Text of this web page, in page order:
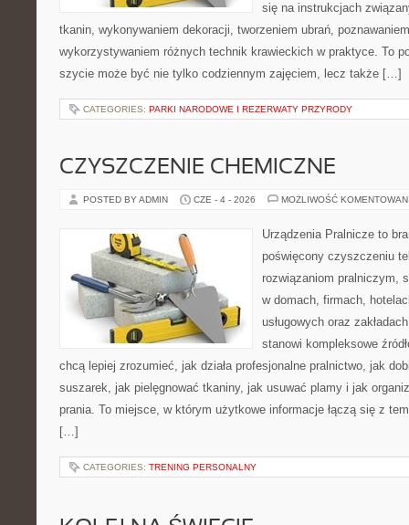
się na instrukcjach
tkanin, wykonywaniem dekoracji, tworzeniem ubrań,
wykorzystywaniem różnych technik krawieckich w praktyce. To
szycie może być nie tylko codziennym zajęciem, lecz także […]
CATEGORIES: PARKI NARODOWE I REZERWATY PRZYRODY
CZYSZCZENIE CHEMICZNE
POSTED BY ADMIN CZE - 4 - 2026 MOŻLIWOŚĆ
Urządzenia Pralnicze to
poświęcony czyszczeniu
rozwiązaniom pralniczym,
w domach, firmach,
usługowych oraz
stanowi kompleksowe
chcą lepiej zrozumieć, jak działa profesjonalne pralnictwo, jak
suszarek, jak pielęgnować tkaniny, jak usuwać plamy i jak
prania. To miejsce, w którym użytkowe informacje łączą się z
[…]
CATEGORIES: TRENING PERSONALNY